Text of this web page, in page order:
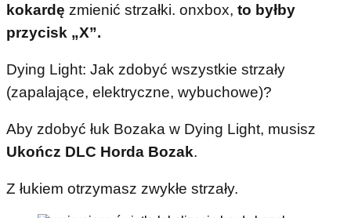
kokardę zmienić strzałki. onxbox, to byłby
przycisk „X”.
Dying Light: Jak zdobyć wszystkie strzały
(zapalające, elektryczne, wybuchowe)?
Aby zdobyć łuk Bozaka w Dying Light, musisz
Ukończ DLC Horda Bozak.
Z łukiem otrzymasz zwykłe strzały.